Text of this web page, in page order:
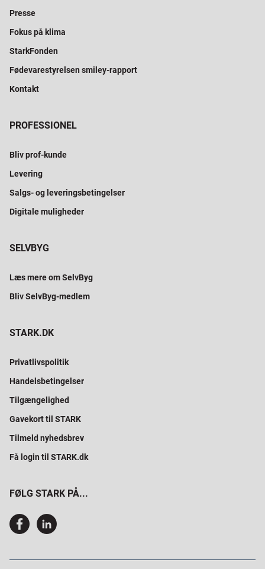
Presse
Fokus på klima
StarkFonden
Fødevarestyrelsen smiley-rapport
Kontakt
PROFESSIONEL
Bliv prof-kunde
Levering
Salgs- og leveringsbetingelser
Digitale muligheder
SELVBYG
Læs mere om SelvByg
Bliv SelvByg-medlem
STARK.DK
Privatlivspolitik
Handelsbetingelser
Tilgængelighed
Gavekort til STARK
Tilmeld nyhedsbrev
Få login til STARK.dk
FØLG STARK PÅ...